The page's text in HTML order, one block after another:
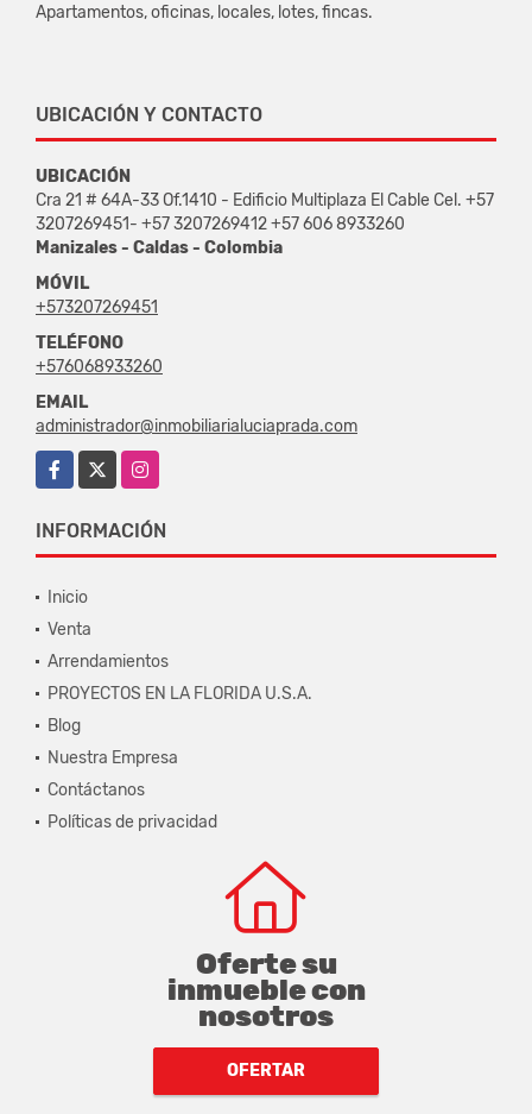
Apartamentos, oficinas, locales, lotes, fincas.
UBICACIÓN Y CONTACTO
UBICACIÓN
Cra 21 # 64A-33 Of.1410 - Edificio Multiplaza El Cable Cel. +57
3207269451- +57 3207269412 +57 606 8933260
Manizales - Caldas - Colombia
MÓVIL
+573207269451
TELÉFONO
+576068933260
EMAIL
administrador@inmobiliarialuciaprada.com
Facebook
Instagram
INFORMACIÓN
Inicio
Venta
Arrendamientos
PROYECTOS EN LA FLORIDA U.S.A.
Blog
Nuestra Empresa
Contáctanos
Políticas de privacidad
Oferte su
inmueble con
nosotros
OFERTAR